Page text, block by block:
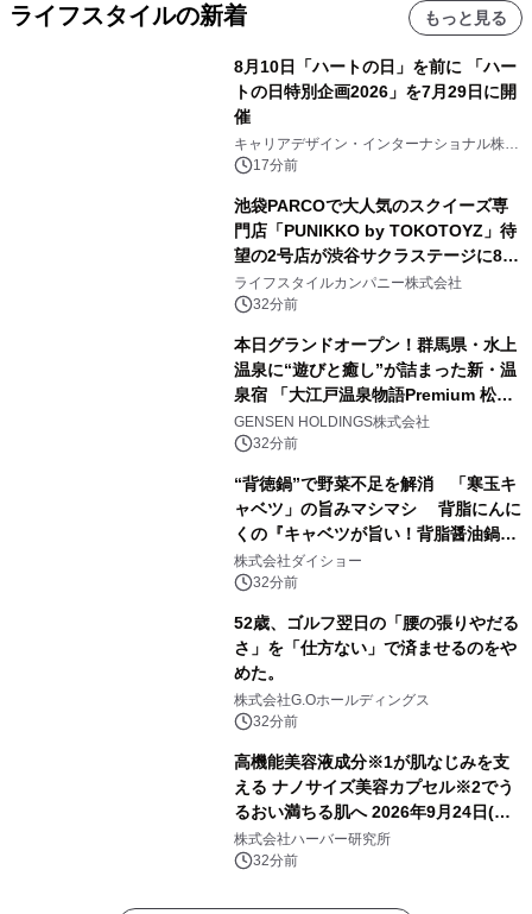
ライフスタイルの新着 もっと見る
8月10日「ハートの日」を前に 「ハー
トの日特別企画2026」を7月29日に開
催
キャリアデザイン・インターナショナル株式
会社17分前
池袋PARCOで大人気のスクイーズ専
門店「PUNIKKO by TOKOTOYZ」待
望の2号店が渋谷サクラステージに8月
21日オープン！
ライフスタイルカンパニー株式会社
32分前
本日グランドオープン！群馬県・水上
温泉に“遊びと癒し”が詰まった新・温
泉宿 「大江戸温泉物語Premium 松乃
井」が誕生
GENSEN HOLDINGS株式会社
32分前
“背徳鍋”で野菜不足を解消 「寒玉キ
ャベツ」の旨みマシマシ 背脂にんに
くの『キャベツが旨い！背脂醤油鍋ス
ープ』発売
株式会社ダイショー
32分前
52歳、ゴルフ翌日の「腰の張りやだる
さ」を「仕方ない」で済ませるのをや
めた。
株式会社G.Oホールディングス
32分前
高機能美容液成分※1が肌なじみを支
える ナノサイズ美容カプセル※2でう
るおい満ちる肌へ 2026年9月24日(木)
よりリニューアル新発売 『ディープモ
イストセラム』
株式会社ハーバー研究所
32分前